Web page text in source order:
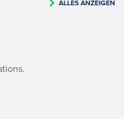
ALLES ANZEIGEN